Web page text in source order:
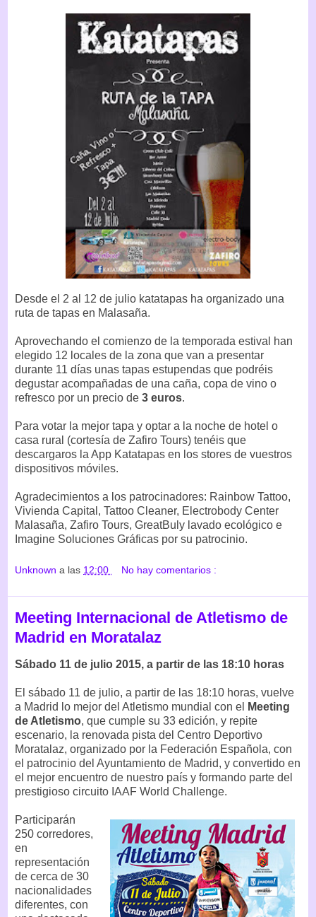
Desde el 2 al 12 de julio katatapas ha organizado una
ruta de tapas en Malasaña.
Aprovechando el comienzo de la temporada estival han
elegido 12 locales de la zona que van a presentar
durante 11 días unas tapas estupendas que podréis
degustar acompañadas de una caña, copa de vino o
refresco por un precio de 3 euros.
Para votar la mejor tapa y optar a la noche de hotel o
casa rural (cortesía de Zafiro Tours) tenéis que
descargaros la App Katatapas en los stores de vuestros
dispositivos móviles.
Agradecimientos a los patrocinadores: Rainbow Tattoo,
Vivienda Capital, Tattoo Cleaner, Electrobody Center
Malasaña, Zafiro Tours, GreatBuly lavado ecológico e
Imagine Soluciones Gráficas por su patrocinio.
Unknown a las 12:00 No hay comentarios :
Meeting Internacional de Atletismo de
Madrid en Moratalaz
Sábado 11 de julio 2015, a partir de las 18:10 horas
El sábado 11 de julio, a partir de las 18:10 horas, vuelve
a Madrid lo mejor del Atletismo mundial con el
Meeting
de Atletismo, que cumple su 33 edición, y repite
escenario, la renovada pista del Centro Deportivo
Moratalaz, organizado por la Federación Española, con
el patrocinio del Ayuntamiento de Madrid, y convertido en
el mejor encuentro de nuestro país y formando parte del
prestigioso circuito IAAF World Challenge.
Participarán
250 corredores,
en
representación
de cerca de 30
nacionalidades
diferentes, con